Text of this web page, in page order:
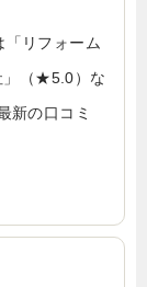
リフォーム
」（★5.0）な
新の口コミ